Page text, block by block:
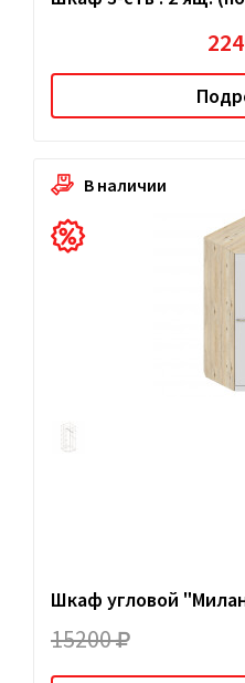
В наличии
Шкаф угловой
15200